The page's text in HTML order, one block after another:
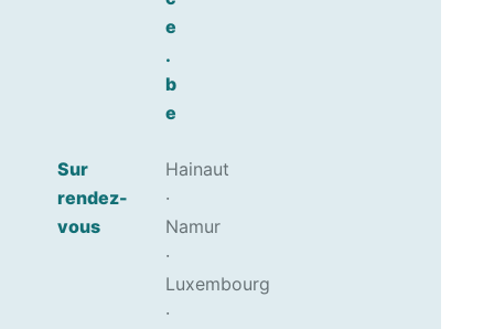
e
.
b
e
Sur
rendez-
vous
Hainaut
·
Namur
·
Luxembourg
·